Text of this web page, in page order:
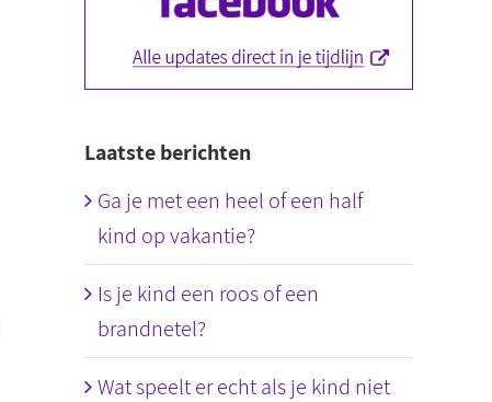
Laatste berichten
Ga je met een heel of een half
kind op vakantie?
Is je kind een roos of een
brandnetel?
Wat speelt er echt als je kind niet